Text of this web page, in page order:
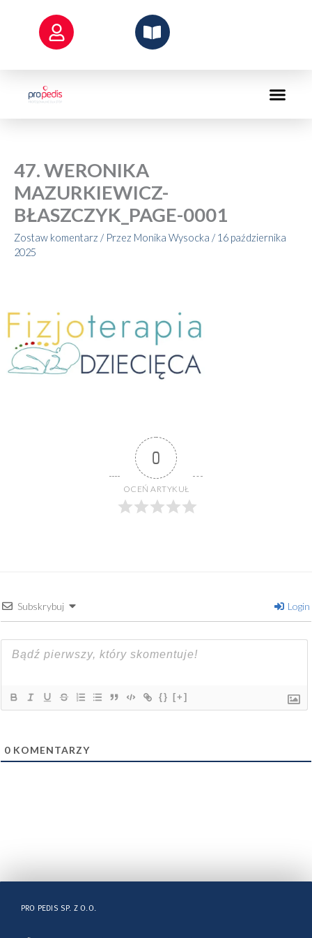
47. WERONIKA
MAZURKIEWICZ-
BŁASZCZYK_PAGE-0001
Zostaw komentarz / Przez Monika Wysocka / 16 października
2025
0
OCEŃ ARTYKUŁ
Subskrybuj Login
{} [+]
0 KOMENTARZY
PRO PEDIS SP. Z O.O.